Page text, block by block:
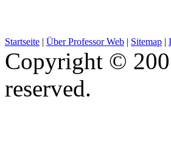
Startseite | Über Professor Web | Sitemap |
Copyright ©
reserved.